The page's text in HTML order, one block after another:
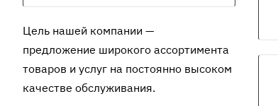
Цель нашей компании —
предложение широкого ассортимента
товаров и услуг на постоянно высоком
качестве обслуживания.